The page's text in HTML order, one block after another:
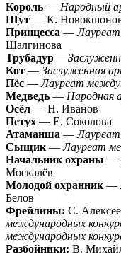
Король — Народный
Шут — К.
Принцесса —Лауреат
Шалгинова
Трубадур —
Кот — Заслуженная
Пёс —Лауреат
Медведь — Народная
Осёл — Н. Иванов
Петух — Е. Соколова
Атаманша —Лауреат
Сыщик—Лауреат
Начальник охраны —
Москалёв
Молодой охранник—
Белов
Фрейлины: С.
международных
международных
Разбойники: В.